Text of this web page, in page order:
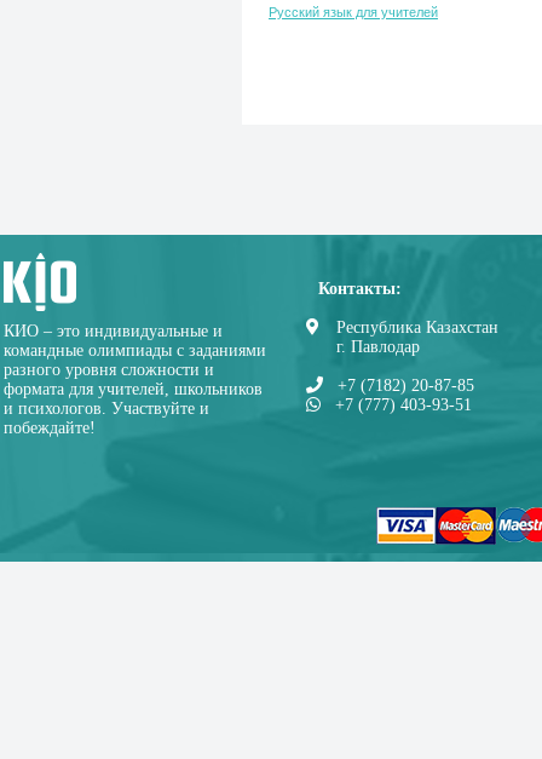
Русский язык для учителей
КИО – это индивидуальные и
командные олимпиады с заданиями
разного уровня сложности и
формата для учителей, школьников
и психологов. Участвуйте и
побеждайте!
Контакты:
Республика Казахстан
г. Павлодар
+7 (7182) 20-87-85
+7 (777) 403-93-51